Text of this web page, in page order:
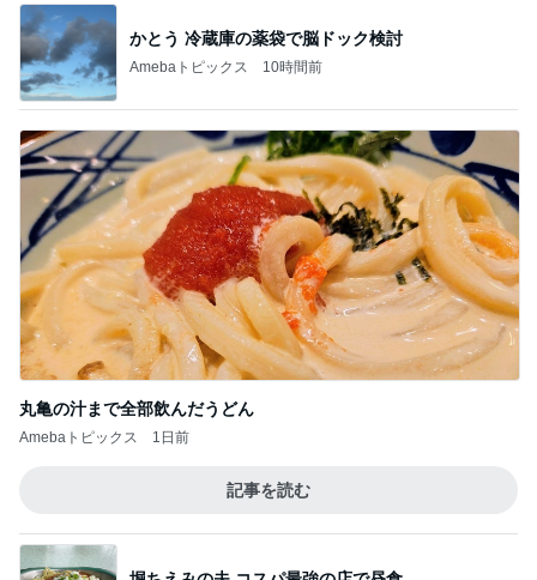
かとう 冷蔵庫の薬袋で脳ドック検討
Amebaトピックス 10時間前
丸亀の汁まで全部飲んだうどん
Amebaトピックス 1日前
記事を読む